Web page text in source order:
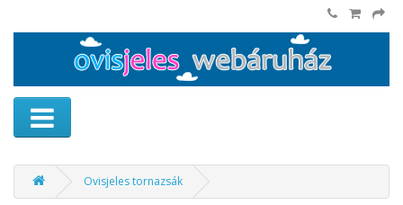
Ovisjeles tornazsák